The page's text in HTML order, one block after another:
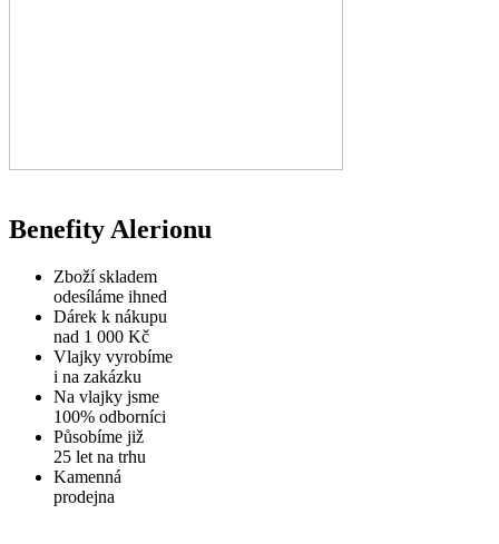
Benefity Alerionu
Zboží skladem
odesíláme ihned
Dárek k nákupu
nad 1 000 Kč
Vlajky vyrobíme
i na zakázku
Na vlajky jsme
100% odborníci
Působíme již
25 let na trhu
Kamenná
prodejna